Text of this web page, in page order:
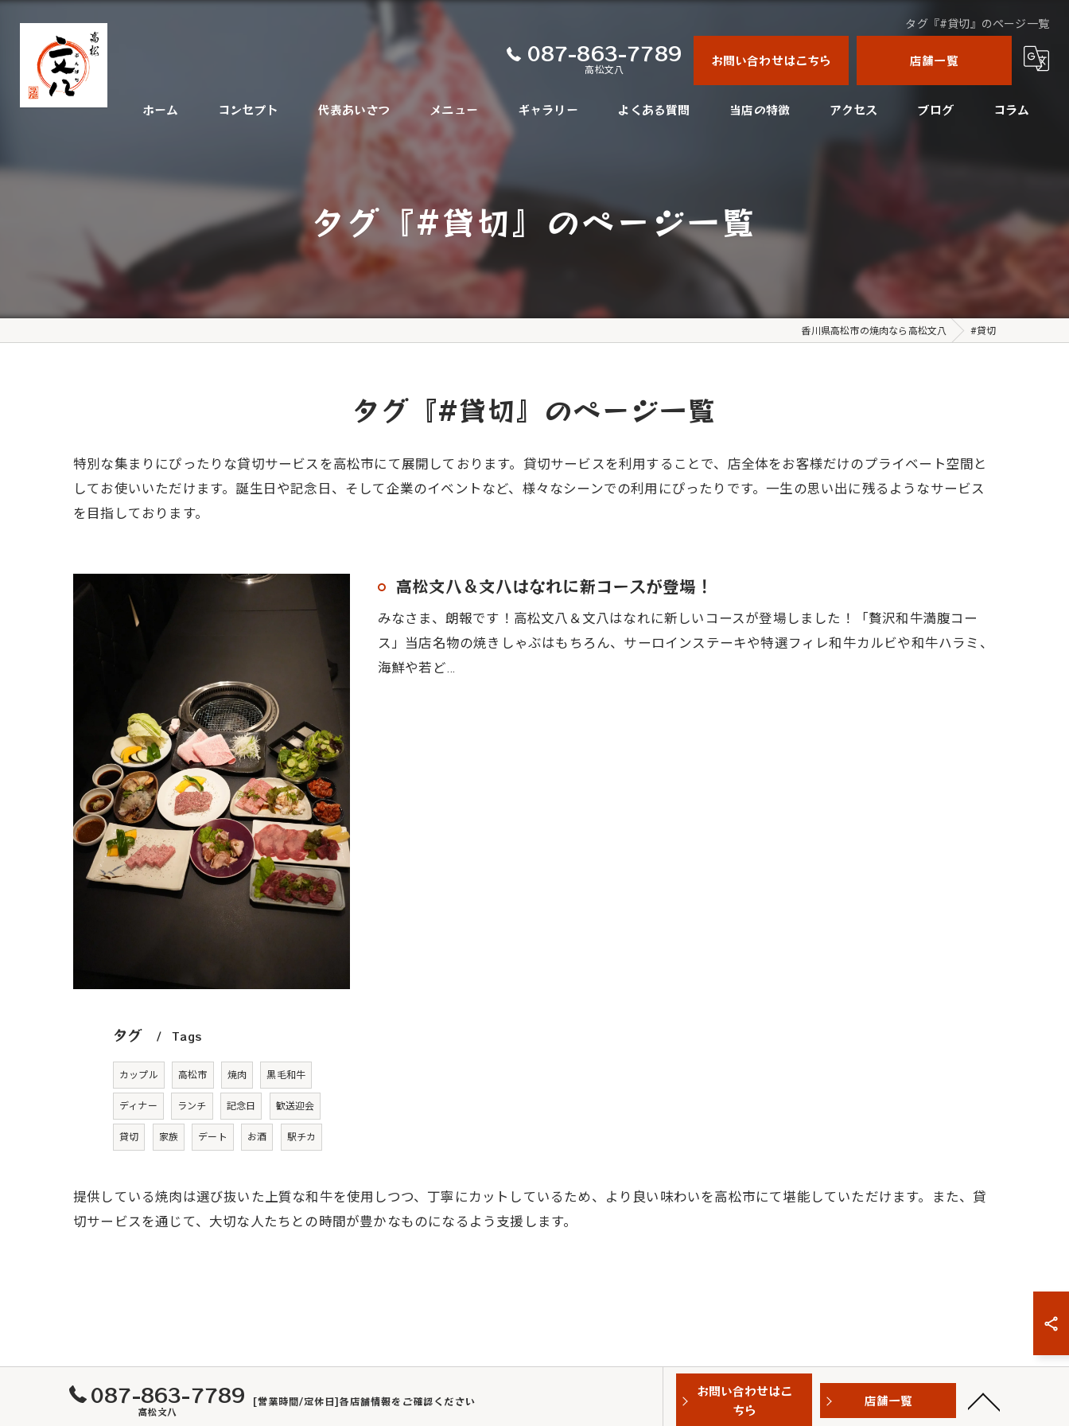
タグ『#貸切』のページ一覧
087-863-7789
高松文八
お問い合わせはこちら 店舗一覧
ホーム コンセプト 代表あいさつ メニュー ギャラリー よくある質問 当店の特徴
四国中央市の焼肉
接待
アクセス ブログ コラム
タグ『#貸切』のページ一覧
香川県高松市の焼肉なら高松文八 #貸切
タグ『#貸切』のページ一覧
特別な集まりにぴったりな貸切サービスを高松市にて展開しております。貸切サービスを利用することで、店全体をお客様だけのプライベート空間と
してお使いいただけます。誕生日や記念日、そして企業のイベントなど、様々なシーンでの利用にぴったりです。一生の思い出に残るようなサービス
を目指しております。
高松文八＆文八はなれに新コースが登場！
みなさま、朗報です！高松文八＆文八はなれに新しいコースが登場しました！「贅沢和牛満腹コー
ス」当店名物の焼きしゃぶはもちろん、サーロインステーキや特選フィレ和牛カルビや和牛ハラミ、
海鮮や若ど…
タグ Tags
カップル 高松市 焼肉 黒毛和牛
ディナー ランチ 記念日 歓送迎会
貸切 家族 デート お酒 駅チカ
提供している焼肉は選び抜いた上質な和牛を使用しつつ、丁寧にカットしているため、より良い味わいを高松市にて堪能していただけます。また、貸
切サービスを通じて、大切な人たちとの時間が豊かなものになるよう支援します。
087-863-7789
高松文八
[営業時間/定休日]各店舗情報をご確認ください
お問い合わせはこ
ちら
店舗一覧